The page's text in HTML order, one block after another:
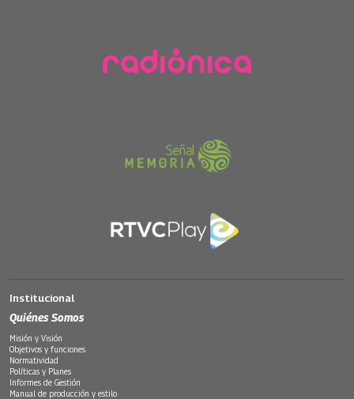
Institucional
Quiénes Somos
Misión y Visión
Objetivos y funciones
Normatividad
Políticas y Planes
Informes de Gestión
Manual de producción y estilo